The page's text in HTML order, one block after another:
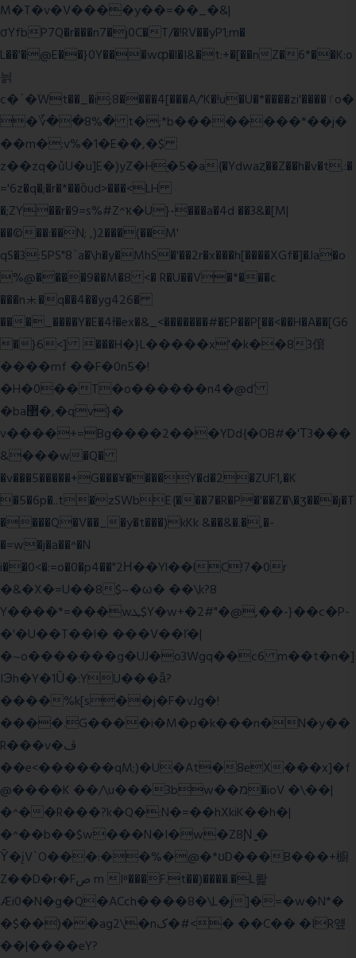
M�T�v�V����y��=��_�&|
σYfbP7Q�r���n7�j0C�T/�!RV��yP1;m�
L��'�@E��}0Y���wȹ�l�I&�t:+�[��nZ�6*��K:o
늵
c�`�ۨWt��_�i;8����4[���A/'K�!u�U�*����zi'����ٵo�
�؆��8%� t�;*b��������*��j�
��m�:v%�1�E��,�$
z��zq�ůU�u]E�)yZ�Hׇ�5�a{�Ydwaȥ��Z��h�v�t.:�
='6z�q�;�r�*��ȍud>���<LH
�;ZY��r�9=s%#Z^ҡ�U}-���a�4d ��3&�[M|
��©��:��N; ,)2���(��M'
qS�3:5PS"8`a�\h�y�MhS�'��2r�x���h[����XGf�]�Ja�o
%@����9��M�8 <� R�U��V�*���c
���n⯸�q��4��yg426�
���_����Y�E�4Ɨ�ex�&_<�������#�EP��P[��<��H�A��[G6
�}6<] ���H�}L�����x'�k��83僒
����mf ��F�0n5�!
�H�0��T�o������n4�@ď
�ba޲�,�qv}�
v����+=Bg����2���YDd{�OB#�'Τ3���
&���w�Q�
�v���5�����+G���¥����Y�d�2�ZUF1,�K
�5�6p�..t�zSWbE{���7�R�P�'��Z�\�ʒ���j�T
����Q�V��_�y�t���)kKk &��&�.�,�-
�=w�j�a��^�N
i��0<�:=o�0�p4��"2Η��Yl��lC!7�0r
�&�X�=U��8$~�ω� ��\k?8
Y����*=���wܛ$Y�w+�2#"�@,��-}��c�P-
�'�U��T��l� ���V��ľ�|
�~o�������g�UJ�o3Wgq��c6 m��t�n�]
IЭh�Y�1Ȕ�:YU���ǟ?
����%k[s��j�F�vJg�!
����.G����i�M�p�k���n�N�y��
R���v�ڤ
��e<������qM;)�U�At�8eX���x]�f
@����K ��/\u���3bw��מ�ioV �\��|
�^��R���?k�Q�:N�=��hXkiK��h�|
�^��b��$w���N�I�w�Z8Ɲ ͚�
Ŷ�įV`O���:��%�@�*ʊD���B���+櫥
Z��D�r�Fص m Iʶ���F.t��)����.�L뢅
Æi0�N�g�Q�ACch����8�\L�j]�=�w�N*�
�$��)��ag2\�nک�#<� ��C�� �IR얲
��|����eY?